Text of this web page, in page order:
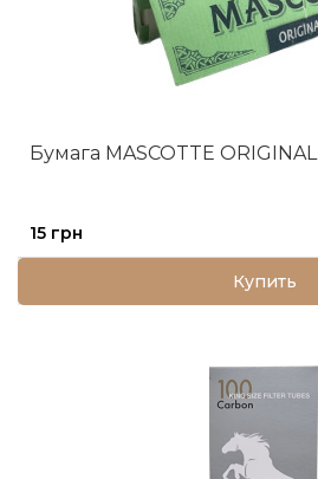
Бумага MASCOTTE ORIGINAL
15 грн
Купить